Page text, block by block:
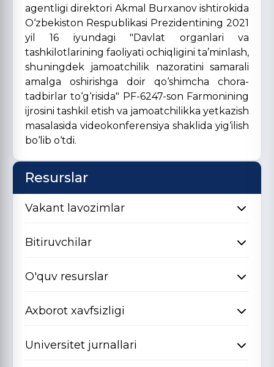
agentligi direktori Akmal Burxanov ishtirokida
O‘zbekiston Respublikasi Prezidentining 2021
yil 16 iyundagi "Davlat organlari va
tashkilotlarining faoliyati ochiqligini ta’minlash,
shuningdek jamoatchilik nazoratini samarali
amalga oshirishga doir qo‘shimcha chora-
tadbirlar to‘g‘risida" PF-6247-son Farmonining
ijrosini tashkil etish va jamoatchilikka yetkazish
masalasida videokonferensiya shaklida yig‘ilish
bo‘lib o‘tdi.
Resurslar
Vakant lavozimlar
Bitiruvchilar
O'quv resurslar
Axborot xavfsizligi
Universitet jurnallari